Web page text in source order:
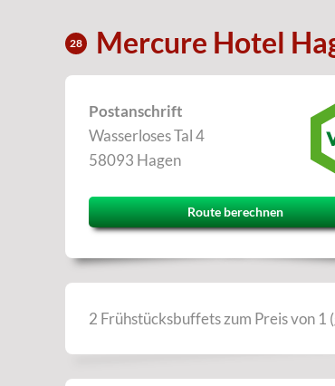
28 Mercure Hotel
Postanschrift
Wasserloses Tal 4
58093 Hagen
Route berechnen
2 Frühstücksbuffets zum Preis von